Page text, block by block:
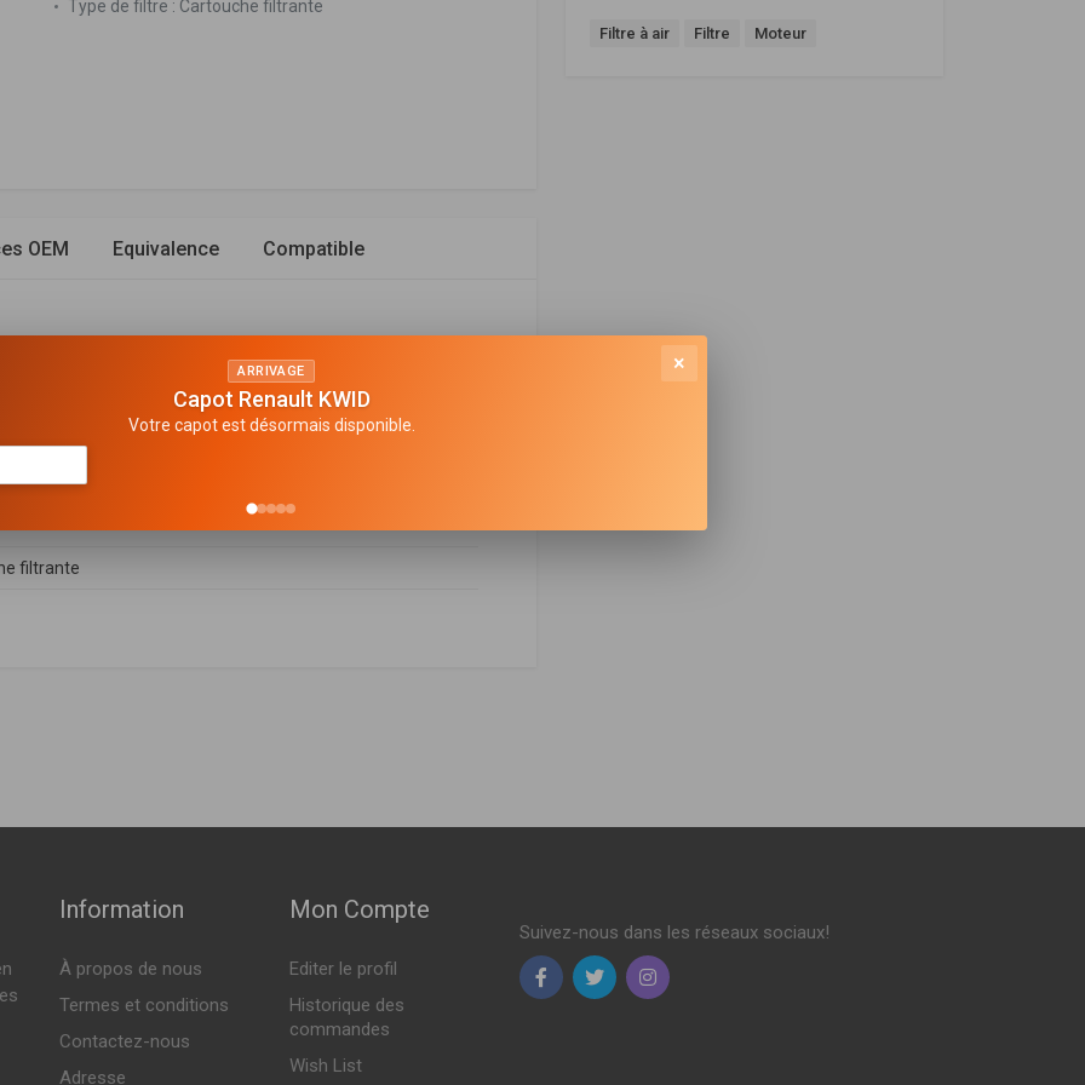
Type de filtre : Cartouche filtrante
Filtre à air Filtre Moteur
OEM Equivalence Compatible
filtrante
Information
À propos de nous
Termes et conditions
Contactez-nous
Adresse
Mon Compte
Editer le profil
Historique des
commandes
Wish List
Suivez-nous dans les réseaux sociaux!
×
ARRIVAGE
Capot Renault KWID
Votre capot est désormais disponible.